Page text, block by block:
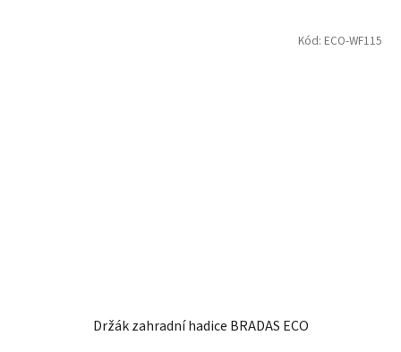
Držák zahradní hadice BRADAS ECO
Kód: ECO-WF115